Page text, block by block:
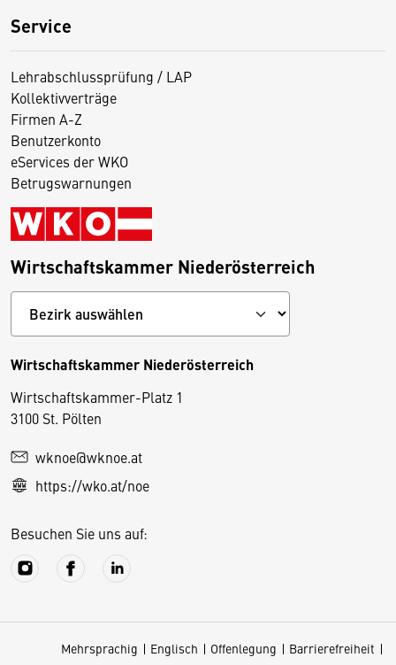
Service
Lehrabschlussprüfung / LAP
Kollektivverträge
Firmen A-Z
Benutzerkonto
eServices der WKO
Betrugswarnungen
Wirtschaftskammer Niederösterreich
Wirtschaftskammer Niederösterreich
Wirtschaftskammer-Platz 1
3100 St. Pölten
wknoe@wknoe.at
https://wko.at/noe
Besuchen Sie uns auf:
Mehrsprachig Englisch Offenlegung
Barrierefreiheit
D
e
s
S
e